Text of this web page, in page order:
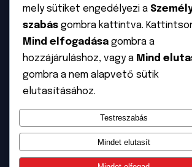
INFORMÁCIÓ
ÁSZF
Adatvédelem
Rólunk
Kapcsolat
mely sütiket engedélyezi a
szabás gombra kattintva.
Mind elfogadása gombra a
hozzájáruláshoz, vagy a Mind
gombra a nem alapvető sütik
elutasításához.
Testreszabás
Mindet elutasít